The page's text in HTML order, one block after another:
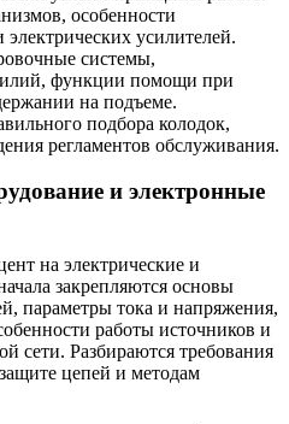
особенности
усилителей.
системы,
функции помощи при
на подъеме.
подбора колодок,
регламентов обслуживания.
и электронные
на электрические и
закрепляются основы
параметры тока и напряжения,
работы источников и
сети. Разбираются требования
цепей и методам